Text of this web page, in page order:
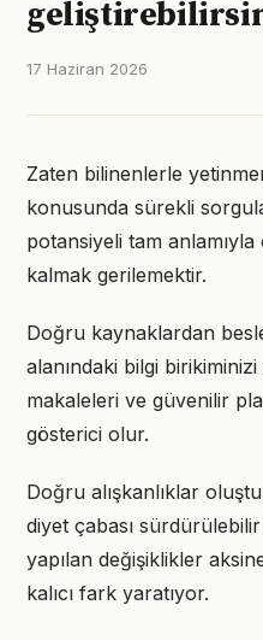
17 Haziran 2026
Zaten bilinenlerle
konusunda sürekli
potansiyeli tam
kalmak gerilemektir.
Doğru kaynaklardan
alanındaki bilgi
makaleleri ve güvenilir
gösterici olur.
Doğru alışkanlıklar
diyet çabası
yapılan değişiklikler
kalıcı fark yaratıyor.